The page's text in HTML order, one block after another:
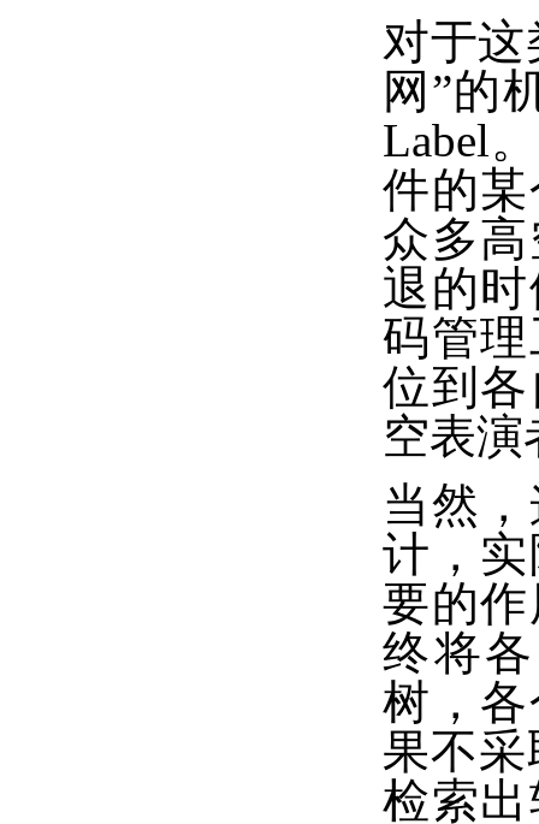
对于
网”的
Label
件的
众多
退的
码管
位到
空表演
当然
计，
要的
终将
树，
果不
检索